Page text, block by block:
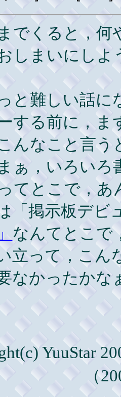
でくると，何
しまいにしよ
と難しい話に
する前に，ま
んなこと言う
ぁ，いろいろ
てとこで，あ
「掲示板デビ
なんてとこで
立って，こん
なかったかな
YuuStar
（